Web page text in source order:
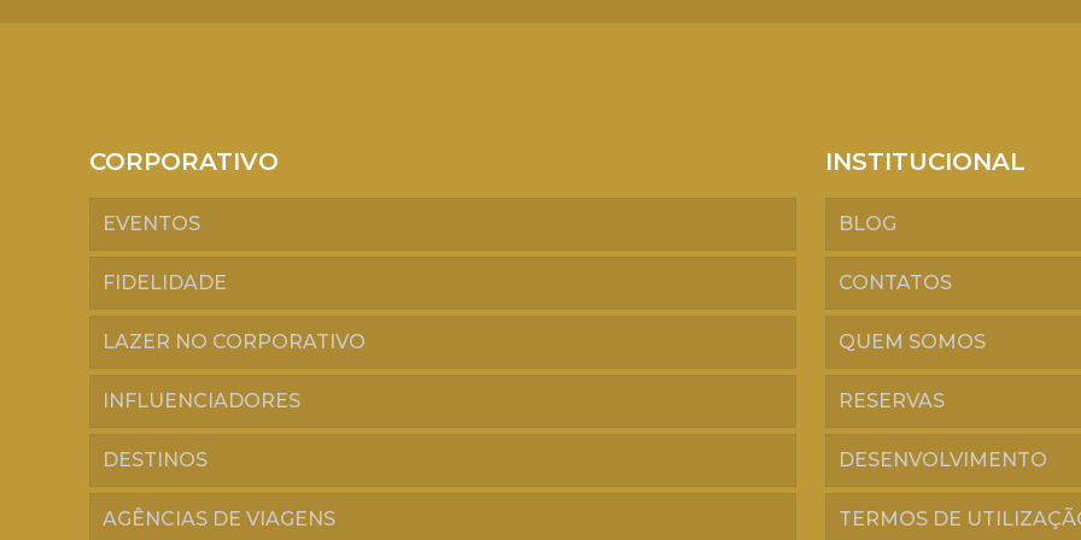
CORPORATIVO
EVENTOS
FIDELIDADE
LAZER NO CORPORATIVO
INFLUENCIADORES
DESTINOS
AGÊNCIAS DE VIAGENS
INSTITUCIONAL
BLOG
CONTATOS
QUEM SOMOS
RESERVAS
DESENVOLVIMENTO
TERMOS DE